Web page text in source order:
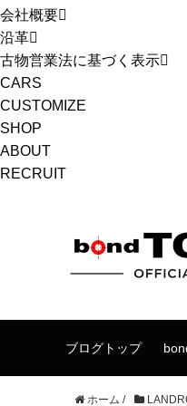
会社概要
沿革
古物営業法に基づく表示
CARS
CUSTOMIZE
SHOP
ABOUT
RECRUIT
ブログトップ
ホーム /